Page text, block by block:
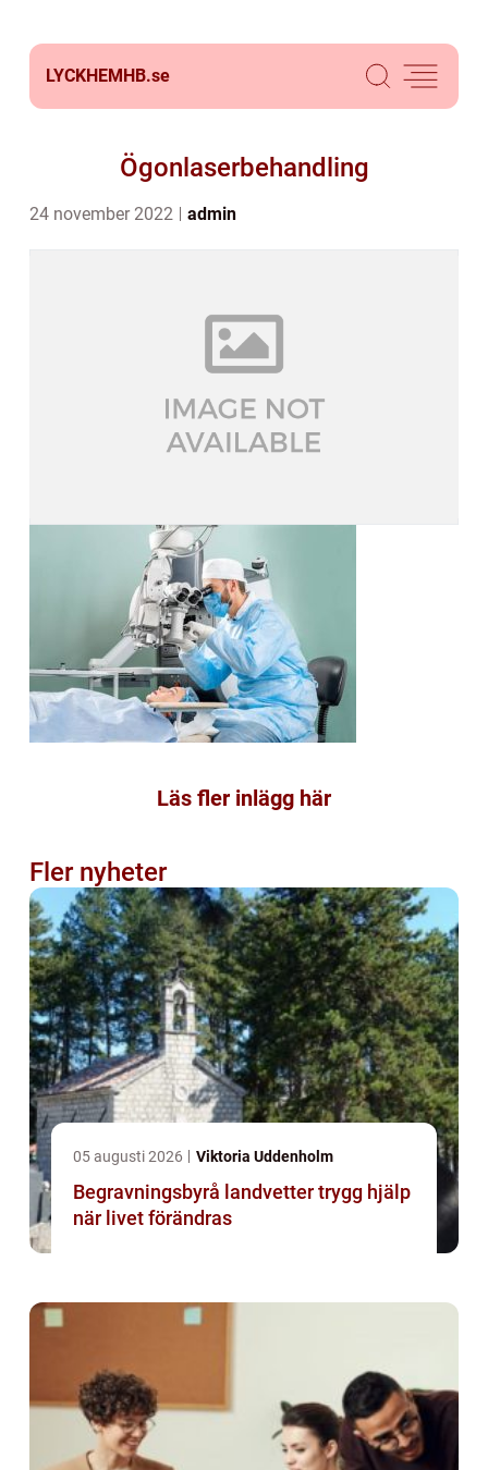
LYCKHEMHB.se
Ögonlaserbehandling
24 november 2022 admin
Läs fler inlägg här
Fler nyheter
05 augusti 2026 Viktoria Uddenholm
Begravningsbyrå landvetter trygg hjälp
när livet förändras